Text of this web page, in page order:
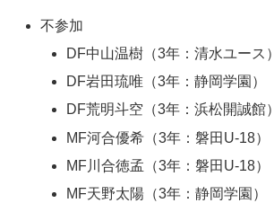
不参加
DF中山温樹（3年：清水ユース）
DF岩田琉唯（3年：静岡学園）
DF荒明斗空（3年：浜松開誠館）
MF河合優希（3年：磐田U-18）
MF川合徳孟（3年：磐田U-18）
MF天野太陽（3年：静岡学園）